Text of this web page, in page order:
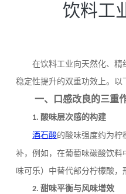
饮料工
在饮料工业向天然化、精
稳定性提升的双重功效上。以
一、口感改良的三重
1. 酸味层次感的构建
酒石酸的酸味强度约为柠
补，例如，在葡萄味碳酸饮
味可乐）中替代部分柠檬酸，
2. 甜味平衡与风味增效